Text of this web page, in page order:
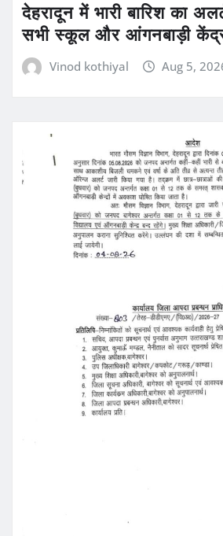
देहरादून में भारी बारिश का
सभी स्कूल और आंगनबाड़ी
Vinod kothiyal Aug 5,